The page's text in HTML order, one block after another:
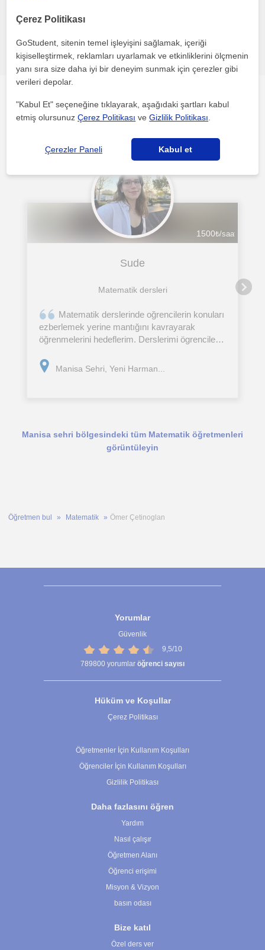
Hata bildir
Manisa sehri'daki diğer Matematik öğretmenleri ilgini
çekebilecek
1500₺/saat
Sude
Matematik dersleri
Matematik derslerinde oğrencilerin konuları
ezberlemek yerine mantığını kavrayarak
öğrenmelerini hedeflerim. Derslerimi ögrencilerin
yöntemleri ve örneklerle desteklerim.
Manisa Sehri, Yeni Harman...
Manisa sehri bölgesindeki tüm Matematik öğretmenleri
görüntüleyin
Öğretmen bul Matematik Ömer Çetinoglan
Yorumlar
Güvenlik
9,5/10
789800 yorumlar öğrenci sayısı
Hüküm ve Koşullar
Çerez Politikası
Öğretmenler İçin Kullanım Koşulları
Öğrenciler İçin Kullanım Koşulları
Gizlilik Politikası
Daha fazlasını öğren
Yardım
Nasıl çalışır
Öğretmen Alanı
Öğrenci erişimi
Misyon & Vizyon
basın odası
Bize katıl
Özel ders ver
Çerez Politikası
GoStudent, sitenin temel işleyişini sağlamak, içeriği
kişiselleştirmek, reklamları uyarlamak ve etkinliklerini ölçmenin
yanı sıra size daha iyi bir deneyim sunmak için çerezler gibi
verileri depolar.
"Kabul Et" seçeneğine tıklayarak, aşağıdaki şartları kabul
etmiş olursunuzÇerez Politikası veGizlilik Politikası
Çerezler Paneli Kabul et